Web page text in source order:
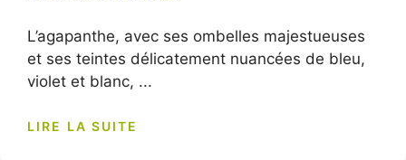
L’agapanthe, avec ses ombelles majestueuses
et ses teintes délicatement nuancées de bleu,
violet et blanc, ...
LIRE LA SUITE